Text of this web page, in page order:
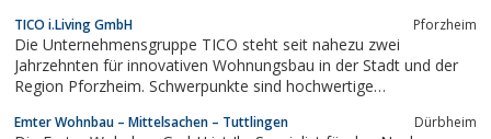
Architektur ist unser Anliegen.Bauökonomie spiegelt sich im
ersten Mehrfamilienholzhaus in...
TICO i.Living GmbH Pforzheim
Die Unternehmensgruppe TICO steht seit nahezu zwei
Jahrzehnten für innovativen Wohnungsbau in der Stadt und der
Region Pforzheim. Schwerpunkte sind hochwertige
Urbanes Wohnen.
Emter Wohnbau – Mittelsachen – Tuttlingen Dürbheim